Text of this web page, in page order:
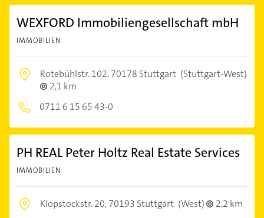
WEXFORD Immobiliengesellschaft mbH
IMMOBILIEN
Rotebühlstr. 102,70178 Stuttgart (Stuttgart-West)
2,1 km
0711 6 15 65 43-0
PH REAL Peter Holtz Real Estate Services
IMMOBILIEN
Klopstockstr. 20,70193 Stuttgart (West)
2,2 km